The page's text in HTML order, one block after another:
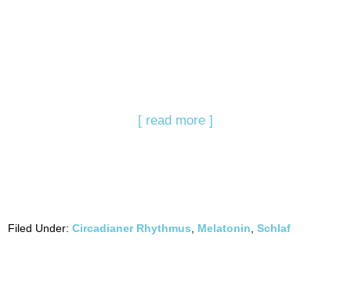
[ read more ]
Filed Under: Circadianer Rhythmus Melatonin Schlaf